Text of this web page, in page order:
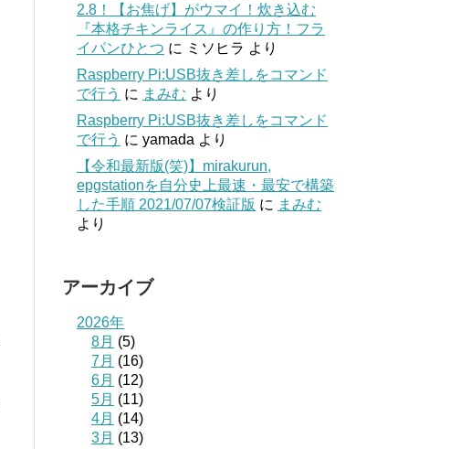
2.8！【お焦げ】がウマイ！炊き込む
『本格チキンライス』の作り方！フラ
イパンひとつ に ミソヒラ より
Raspberry Pi:USB抜き差しをコマンド
で行う に まみむ より
Raspberry Pi:USB抜き差しをコマンド
で行う に yamada より
【令和最新版(笑)】mirakurun,
epgstationを自分史上最速・最安で構築
した手順 2021/07/07検証版 に まみむ
より
アーカイブ
2026年
8月 (5)
7月 (16)
6月 (12)
5月 (11)
4月 (14)
3月 (13)